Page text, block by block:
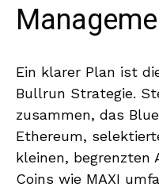
Ein klarer Plan ist
Bullrun Strategie.
zusammen, das
Ethereum,
kleinen, begrenzten
Coins wie MAXI